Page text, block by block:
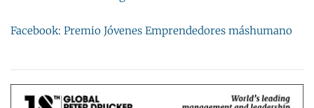
Facebook: Premio Jóvenes Emprendedores máshumano